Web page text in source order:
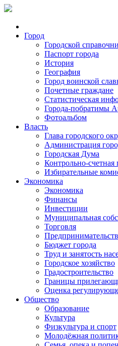
Город
Городской
Паспорт города
История
География
Город воинской
Почетные граждане
Статистическая
Города-побратимы
Фотоальбом
Власть
Глава городского
Администрация
Городская Дума
Контрольно-счетная
Избирательные
Экономика
Экономика
Финансы
Инвестиции
Муниципальная
Торговля
Бюджет города
Труд и занятость
Городское хозяйство
Градостроительство
Границы
Оценка
Общество
Образование
Культура
Физкультура и спорт
Молодёжная